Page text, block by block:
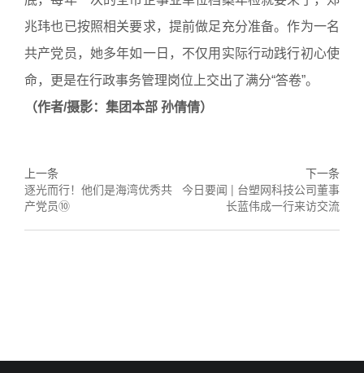
兆玮也已按照相关要求，提前做足充分准备。作为一名
共产党员，她多年如一日，不仅用实际行动践行初心使
命，更是在行政事务管理岗位上交出了满分“答卷”。
（作者/摄影：集团本部 孙倩倩）
下一条
今日要闻 | 台塑网科技公司董事
长蓝伟成一行来访交流
上一条
逐光而行！他们是海湾优秀共
产党员⑩